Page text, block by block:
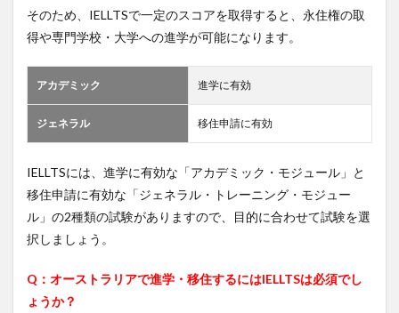
そのため、IELLTSで一定のスコアを取得すると、永住権の取
得や専門学校・大学への進学が可能になります。
アカデミック 進学に有効
ジェネラル 移住申請に有効
IELLTSには、進学に有効な「アカデミック・モジュール」と
移住申請に有効な「ジェネラル・トレーニング・モジュー
ル」の2種類の試験がありますので、目的に合わせて試験を選
択しましょう。
Q：オーストラリアで進学・移住するにはIELLTSは必須でし
ょうか？